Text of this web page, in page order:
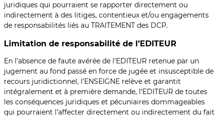
juridiques qui pourraient se rapporter directement ou
indirectement à des litiges, contentieux et/ou engagements
de responsabilités liés au TRAITEMENT des DCP.
Limitation de responsabilité de l’EDITEUR
En l’absence de faute avérée de l’EDITEUR retenue par un
jugement au fond passé en force de jugée et insusceptible de
recours juridictionnel, l’ENSEIGNE relève et garantit
intégralement et à première demande, l’EDITEUR de toutes
les conséquences juridiques et pécuniaires dommageables
qui pourraient l’affecter directement ou indirectement du fait